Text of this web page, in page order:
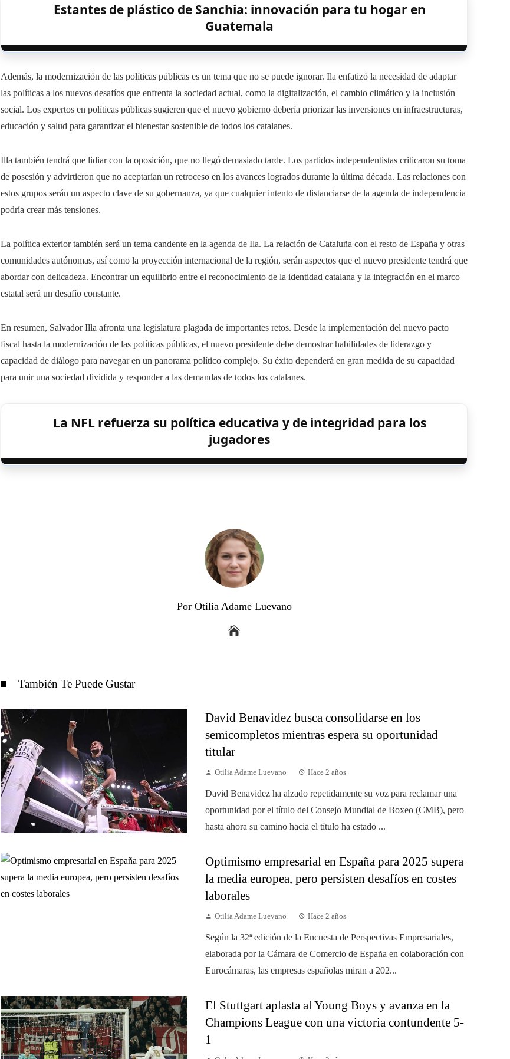
Estantes de plástico de Sanchia: innovación para tu hogar en
Guatemala
Además, la modernización de las políticas públicas es un tema que no se puede ignorar. Ila enfatizó la necesidad de adaptar
las políticas a los nuevos desafíos que enfrenta la sociedad actual, como la digitalización, el cambio climático y la inclusión
social. Los expertos en políticas públicas sugieren que el nuevo gobierno debería priorizar las inversiones en infraestructuras,
educación y salud para garantizar el bienestar sostenible de todos los catalanes.
Illa también tendrá que lidiar con la oposición, que no llegó demasiado tarde. Los partidos independentistas criticaron su toma
de posesión y advirtieron que no aceptarían un retroceso en los avances logrados durante la última década. Las relaciones con
estos grupos serán un aspecto clave de su gobernanza, ya que cualquier intento de distanciarse de la agenda de independencia
podría crear más tensiones.
La política exterior también será un tema candente en la agenda de Ila. La relación de Cataluña con el resto de España y otras
comunidades autónomas, así como la proyección internacional de la región, serán aspectos que el nuevo presidente tendrá que
abordar con delicadeza. Encontrar un equilibrio entre el reconocimiento de la identidad catalana y la integración en el marco
estatal será un desafío constante.
En resumen, Salvador Illa afronta una legislatura plagada de importantes retos. Desde la implementación del nuevo pacto
fiscal hasta la modernización de las políticas públicas, el nuevo presidente debe demostrar habilidades de liderazgo y
capacidad de diálogo para navegar en un panorama político complejo. Su éxito dependerá en gran medida de su capacidad
para unir una sociedad dividida y responder a las demandas de todos los catalanes.
La NFL refuerza su política educativa y de integridad para los
jugadores
Por Otilia Adame Luevano
También Te Puede Gustar
David Benavidez busca consolidarse en los
semicompletos mientras espera su oportunidad
titular
Otilia Adame Luevano Hace 2 años
David Benavidez ha alzado repetidamente su voz para reclamar una
oportunidad por el título del Consejo Mundial de Boxeo (CMB), pero
hasta ahora su camino hacia el título ha estado ...
Optimismo empresarial en España para 2025 supera
la media europea, pero persisten desafíos en costes
laborales
Otilia Adame Luevano Hace 2 años
Según la 32ª edición de la Encuesta de Perspectivas Empresariales,
elaborada por la Cámara de Comercio de España en colaboración con
Eurocámaras, las empresas españolas miran a 202...
El Stuttgart aplasta al Young Boys y avanza en la
Champions League con una victoria contundente 5-
1